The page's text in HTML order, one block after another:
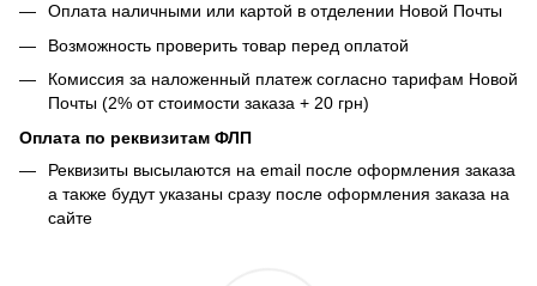
Оплата наличными или картой в отделении Новой Почты
Возможность проверить товар перед оплатой
Комиссия за наложенный платеж согласно тарифам Новой
Почты (2% от стоимости заказа + 20 грн)
Оплата по реквизитам ФЛП
Реквизиты высылаются на email после оформления заказа
а также будут указаны сразу после оформления заказа на
сайте